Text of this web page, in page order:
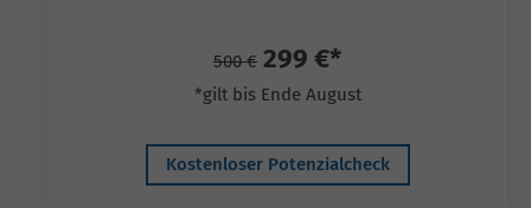
500 € 299 €*
*gilt bis Ende August
Kostenloser Potenzialcheck